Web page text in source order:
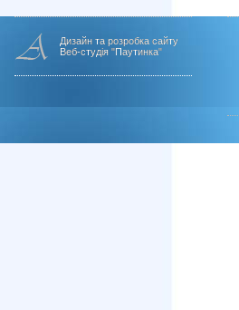
Дизайн та розробка сайту
Веб-студія "Паутинка"